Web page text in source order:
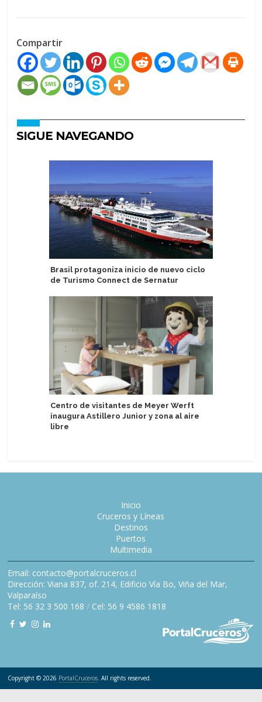
Compartir
SIGUE NAVEGANDO
Brasil protagoniza inicio de nuevo ciclo
de Turismo Connect de Sernatur
Centro de visitantes de Meyer Werft
inaugura Astillero Junior y zona al aire
libre
Inicio
Cruceros y Líneas
Destinos
Puertos
Multimedia
Email: contacto@portalcruceros.cl
Dirección: Viana 837, of. 214, Edificio Vía Bo, Viña del Mar,
Valparaíso
Tel: 56 32 3 500 168 / Cel: 56 9 4586 1818
Copyright © 2026 PortalCruceros. All rights reserved.